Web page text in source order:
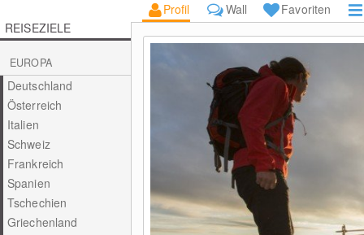
Profil Wall Favoriten
REISEZIELE
EUROPA
Deutschland
Österreich
Italien
Schweiz
Frankreich
Spanien
Tschechien
Griechenland